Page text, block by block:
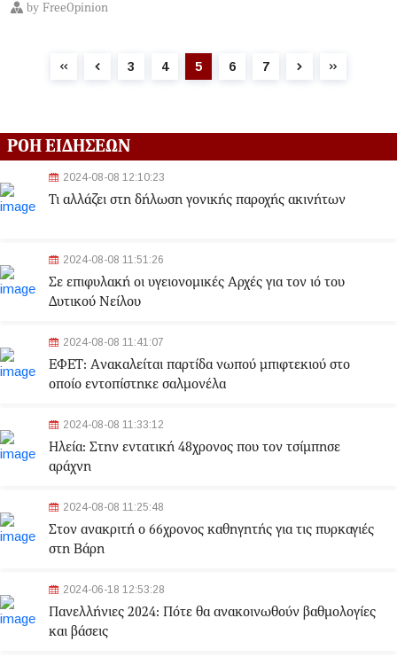
by FreeOpinion
3 4 5 6 7
ΡΟΗ ΕΙΔΗΣΕΩΝ
2024-08-08 12:10:23
Τι αλλάζει στη δήλωση γονικής παροχής ακινήτων
2024-08-08 11:51:26
Σε επιφυλακή οι υγειονομικές Αρχές για τον ιό του
Δυτικού Νείλου
2024-08-08 11:41:07
ΕΦΕΤ: Aνακαλείται παρτίδα νωπού μπιφτεκιού στο
οποίο εντοπίστηκε σαλμονέλα
2024-08-08 11:33:12
Ηλεία: Στην εντατική 48χρονος που τον τσίμπησε
αράχνη
2024-08-08 11:25:48
Στον ανακριτή ο 66χρονος καθηγητής για τις πυρκαγιές
στη Βάρη
2024-06-18 12:53:28
Πανελλήνιες 2024: Πότε θα ανακοινωθούν βαθμολογίες
και βάσεις